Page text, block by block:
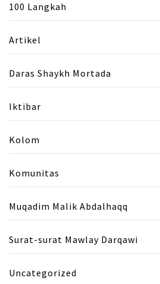
100 Langkah
Artikel
Daras Shaykh Mortada
Iktibar
Kolom
Komunitas
Muqadim Malik Abdalhaqq
Surat-surat Mawlay Darqawi
Uncategorized